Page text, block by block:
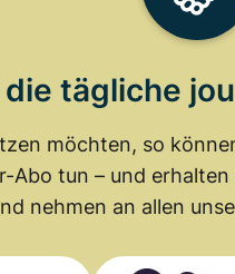
tägliche
möchten, so
Abo tun – und
nehmen an allen